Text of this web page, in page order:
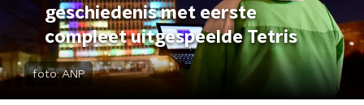
geschiedenis met eerste
compleet uitgespeelde Tetris
foto:ANP